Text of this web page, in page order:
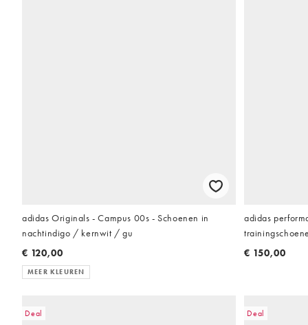
adidas Originals - Campus 00s - Schoenen in
nachtindigo / kernwit / gu
€ 120,00
MEER KLEUREN
adidas
€ 150,00
Deal Deal